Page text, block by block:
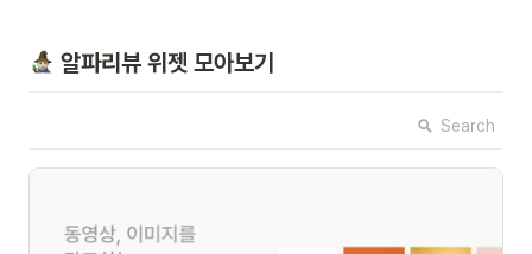
알파리뷰 위젯 모아보기
Search